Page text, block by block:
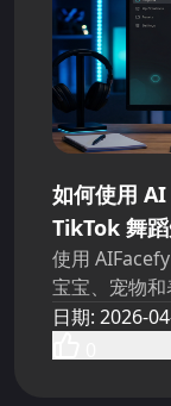
如何使用
TikTok 舞
使用
宝宝、宠物和
日期: 2026-